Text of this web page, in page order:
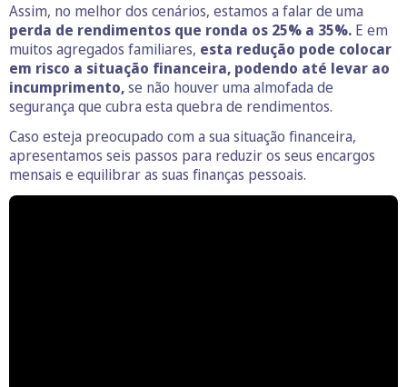
Assim, no melhor dos cenários, estamos a falar de uma
perda de rendimentos que ronda os 25% a 35%. E em
muitos agregados familiares, esta redução pode colocar
em risco a situação financeira, podendo até levar ao
incumprimento,se não houver uma almofada de
segurança que cubra esta quebra de rendimentos.
Caso esteja preocupado com a sua situação financeira,
apresentamos seis passos para reduzir os seus encargos
mensais e equilibrar as suas finanças pessoais.